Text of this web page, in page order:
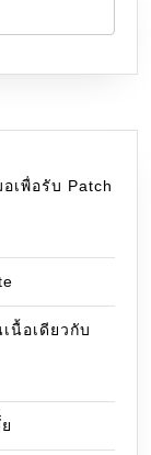
เพื่อรับ Patch
นื้อเดียวกับ